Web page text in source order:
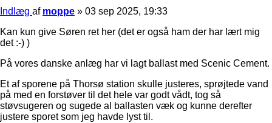
Indlæg af moppe » 03 sep 2025, 19:33
Kan kun give Søren ret her (det er også ham der har lært mig
det :-) )
På vores danske anlæg har vi lagt ballast med Scenic Cement.
Et af sporene på Thorsø station skulle justeres, sprøjtede vand
på med en forstøver til det hele var godt vådt, tog så
støvsugeren og sugede al ballasten væk og kunne derefter
justere sporet som jeg havde lyst til.